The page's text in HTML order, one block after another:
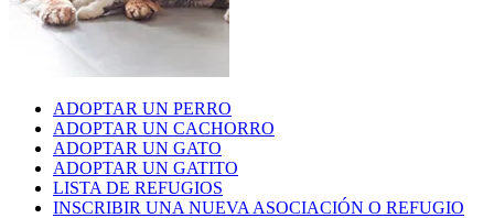
ADOPTAR UN PERRO
ADOPTAR UN CACHORRO
ADOPTAR UN GATO
ADOPTAR UN GATITO
LISTA DE REFUGIOS
INSCRIBIR UNA NUEVA ASOCIACIÓN O REFUGIO